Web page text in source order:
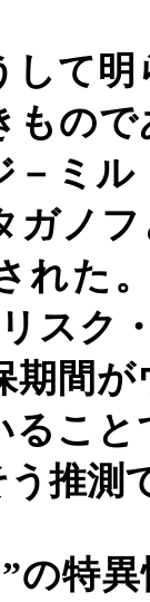
して
もの
－ミル
ガノ
れた
スク
期間
るこ
推測
”の特